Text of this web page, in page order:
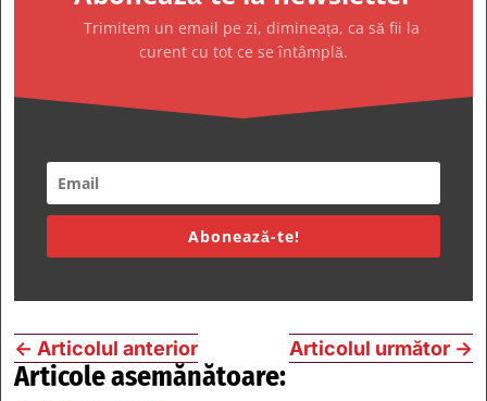
Trimitem un email pe zi, dimineața, ca să fii la
curent cu tot ce se întâmplă.
Abonează-te!
← Articolul anterior Articolul următor →
Articole asemănătoare: